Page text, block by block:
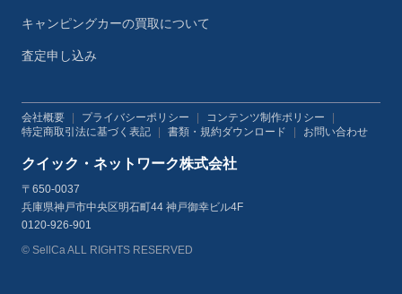
キャンピングカーの買取について
査定申し込み
会社概要 プライバシーポリシー コンテンツ制作ポリシー
特定商取引法に基づく表記
書類・規約ダウンロード お問い合わせ
クイック・ネットワーク株式会社
〒650-0037
兵庫県神戸市中央区明石町44 神戸御幸ビル4F
0120-926-901
© SellCa ALL RIGHTS RESERVED